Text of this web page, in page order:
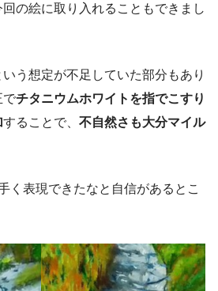
回の絵に取り入れることもできまし
う想定が不足していた部分もあり
でチタニウムホワイトを指でこすり
することで、 不自然さも大分マイル
く表現できたなと自信があるとこ